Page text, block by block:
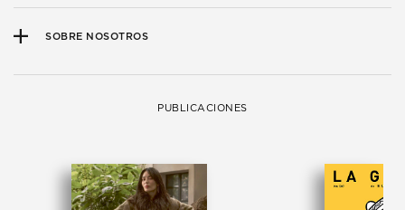
SOBRE NOSOTROS
PUBLICACIONES